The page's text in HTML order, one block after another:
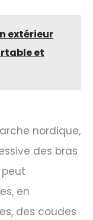
extérieur
et
nordique,
des bras
en
des coudes